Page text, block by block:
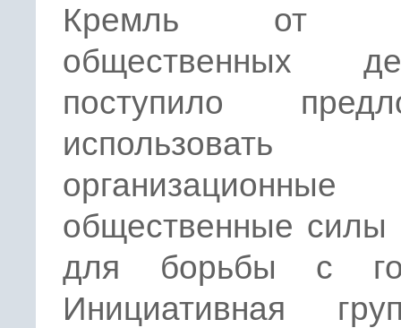
Кремль от
общественных
поступило
использовать
организационные
общественные силы
для борьбы с
Инициативная